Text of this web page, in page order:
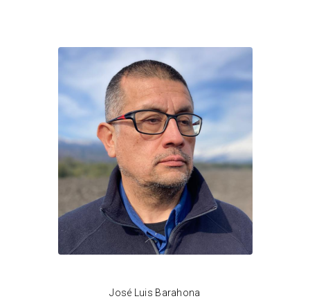
José Luis Barahona